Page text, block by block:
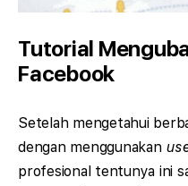
Tutorial
Facebook
Setelah mengetahui
dengan menggunakan
profesional tentunya ini